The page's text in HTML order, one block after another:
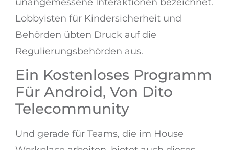
Lobbyisten für Kindersicherheit und
Behörden übten Druck auf die
Regulierungsbehörden aus.
Ein Kostenloses Programm
Für Android, Von Dito
Telecommunity
Und gerade für Teams, die im House